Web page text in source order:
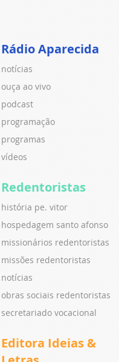
Rádio Aparecida
notícias
ouça ao vivo
podcast
programação
programas
vídeos
Redentoristas
história pe. vitor
hospedagem santo afonso
missionários redentoristas
missões redentoristas
notícias
obras sociais redentoristas
secretariado vocacional
Editora Ideias &